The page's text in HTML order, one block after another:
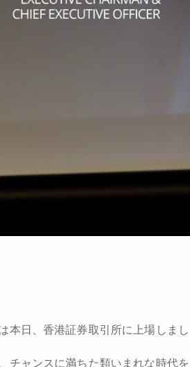
本日、香港証券取引所に上場しまし
チャンスに満ちた類いまれな時代を